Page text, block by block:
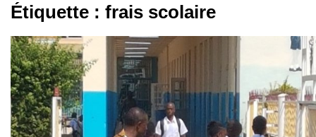
Étiquette : frais scolaire